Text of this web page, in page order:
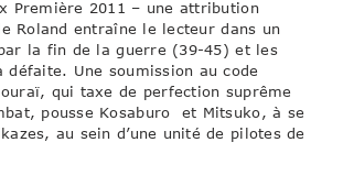
Première 2011 – une attribution
Roland entraîne le lecteur dans un
la fin de la guerre (39-45) et les
défaite. Une soumission au code
qui taxe de perfection suprême
pousse Kosaburo et Mitsuko, à se
au sein d’une unité de pilotes de